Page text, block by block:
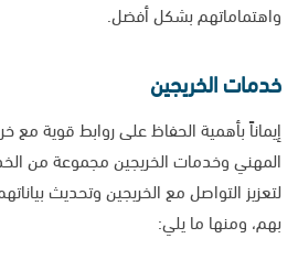
واهتماماتهم بشكل أفضل.
خدمات الخريجين
إيماناً بأهمية الحفاظ على روابط قوية مع
المهني وخدمات الخريجين مجموعة من
لتعزيز التواصل مع الخريجين وتحديث
بهم، ومنها ما يلي: